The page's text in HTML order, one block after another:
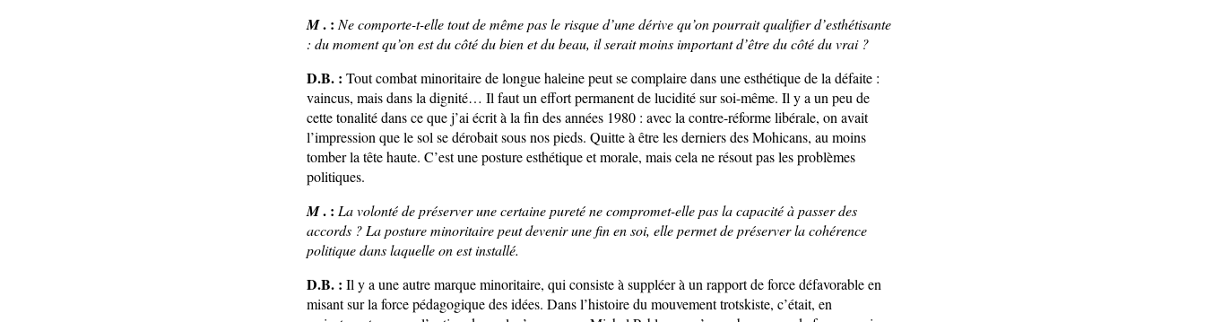
M. :Ne comporte-t-elle tout de même pas le risque d’une dérive qu’on pourrait qualifier d’esthétisante
: du moment qu’on est du côté du bien et du beau, il serait moins important d’être du côté du vrai ?
D.B. : Tout combat minoritaire de longue haleine peut se complaire dans une esthétique de la défaite :
vaincus, mais dans la dignité… Il faut un effort permanent de lucidité sur soi-même. Il y a un peu de
cette tonalité dans ce que j’ai écrit à la fin des années 1980 : avec la contre-réforme libérale, on avait
l’impression que le sol se dérobait sous nos pieds. Quitte à être les derniers des Mohicans, au moins
tomber la tête haute. C’est une posture esthétique et morale, mais cela ne résout pas les problèmes
politiques.
M. : La volonté de préserver une certaine pureté ne compromet-elle pas la capacité à passer des
accords ? La posture minoritaire peut devenir une fin en soi, elle permet de préserver la cohérence
politique dans laquelle on est installé.
D.B. : Il y a une autre marque minoritaire, qui consiste à suppléer à un rapport de force défavorable en
misant sur la force pédagogique des idées. Dans l’histoire du mouvement trotskiste, c’était, en